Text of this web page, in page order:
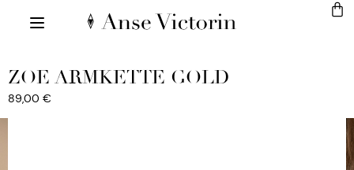
ZOE ARMKETTE GOLD
89,00 €